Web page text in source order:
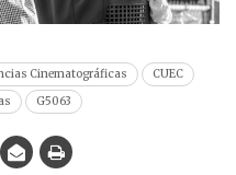
Cinematográficas
CUEC
G5063